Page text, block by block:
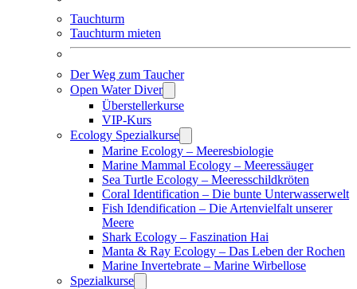
Tauchturm
Tauchturm mieten
Der Weg zum Taucher
Open Water Diver
Überstellerkurse
VIP-Kurs
Ecology Spezialkurse
Marine Ecology – Meeresbiologie
Marine Mammal Ecology – Meeressäuger
Sea Turtle Ecology – Meeresschildkröten
Coral Identification – Die bunte Unterwasserwelt
Fish Idendification – Die Artenvielfalt unserer
Meere
Shark Ecology – Faszination Hai
Manta & Ray Ecology – Das Leben der Rochen
Marine Invertebrate – Marine Wirbellose
Spezialkurse